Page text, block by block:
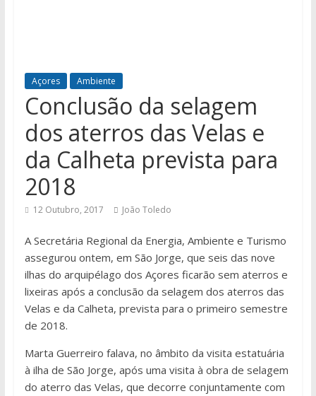
Açores Ambiente
Conclusão da selagem
dos aterros das Velas e
da Calheta prevista para
2018
12 Outubro, 2017 João Toledo
A Secretária Regional da Energia, Ambiente e Turismo
assegurou ontem, em São Jorge, que seis das nove
ilhas do arquipélago dos Açores ficarão sem aterros e
lixeiras após a conclusão da selagem dos aterros das
Velas e da Calheta, prevista para o primeiro semestre
de 2018.
Marta Guerreiro falava, no âmbito da visita estatuária
à ilha de São Jorge, após uma visita à obra de selagem
do aterro das Velas, que decorre conjuntamente com